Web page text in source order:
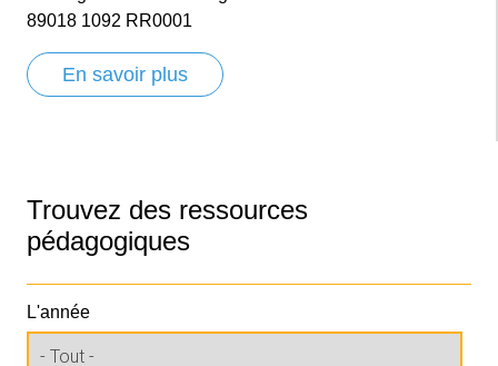
89018 1092 RR0001
En savoir plus
Trouvez des ressources
pédagogiques
L'année